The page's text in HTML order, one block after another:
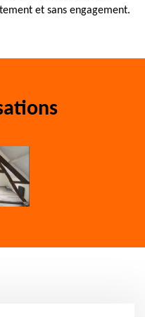
et sans engagement.